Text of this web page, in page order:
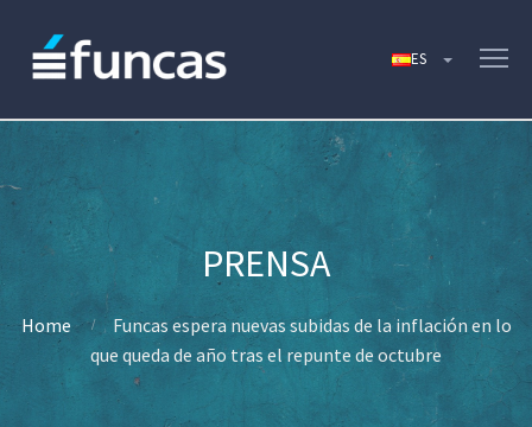
Home
Funcas espera nuevas subidas de la inflación en lo
que queda de año tras el repunte de octubre